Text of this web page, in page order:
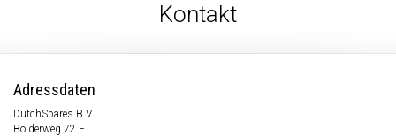
Kontakt
Adressdaten
DutchSpares B.V.
Bolderweg 72 F